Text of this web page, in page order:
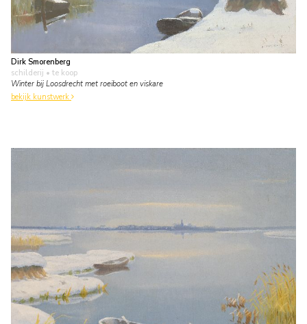
Dirk Smorenberg
schilderij • te koop
Winter bij Loosdrecht met roeiboot en viskare
bekijk kunstwerk